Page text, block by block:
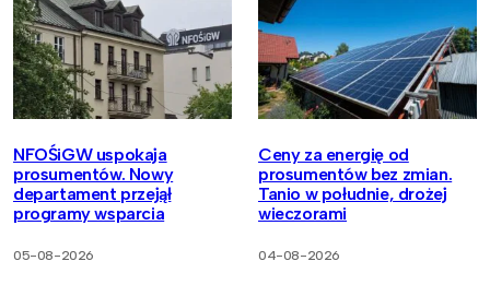
NFOŚiGW uspokaja
prosumentów. Nowy
departament przejął
programy wsparcia
05-08-2026
Ceny za energię od
prosumentów bez zmian.
Tanio w południe, drożej
wieczorami
04-08-2026